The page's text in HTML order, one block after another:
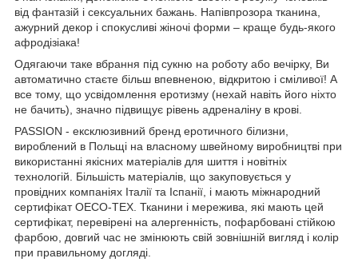
від фантазій і сексуальних бажань. Напівпрозора тканина,
ажурний декор і спокусливі жіночі форми – краще будь-якого
афродізіака!
Одягаючи таке вбрання під сукню на роботу або вечірку, Ви
автоматично стаєте більш впевненою, відкритою і сміливої! А
все тому, що усвідомлення еротизму (нехай навіть його ніхто
не бачить), значно підвищує рівень адреналіну в крові.
PASSION - ексклюзивний бренд еротичного білизни,
вироблений в Польщі на власному швейному виробництві при
використанні якісних матеріалів для шиття і новітніх
технологій. Більшість матеріалів, що закуповується у
провідних компаніях Італії та Іспанії, і мають міжнародний
сертифікат OECO-TEX. Тканини і мережива, які мають цей
сертифікат, перевірені на алергенність, пофарбовані стійкою
фарбою, довгий час не змінюють свій зовнішній вигляд і колір
при правильному догляді.